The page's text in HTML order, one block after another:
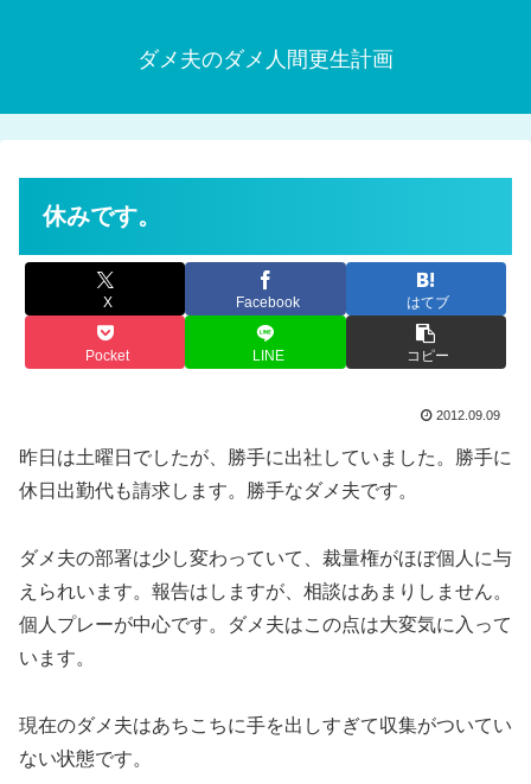
ダメ夫のダメ人間更生計画
休みです。
X Facebook はてブ
Pocket LINE コピー
2012.09.09
昨日は土曜日でしたが、勝手に出社していました。勝手に
休日出勤代も請求します。勝手なダメ夫です。
ダメ夫の部署は少し変わっていて、裁量権がほぼ個人に与
えられいます。報告はしますが、相談はあまりしません。
個人プレーが中心です。ダメ夫はこの点は大変気に入って
います。
現在のダメ夫はあちこちに手を出しすぎて収集がついてい
ない状態です。